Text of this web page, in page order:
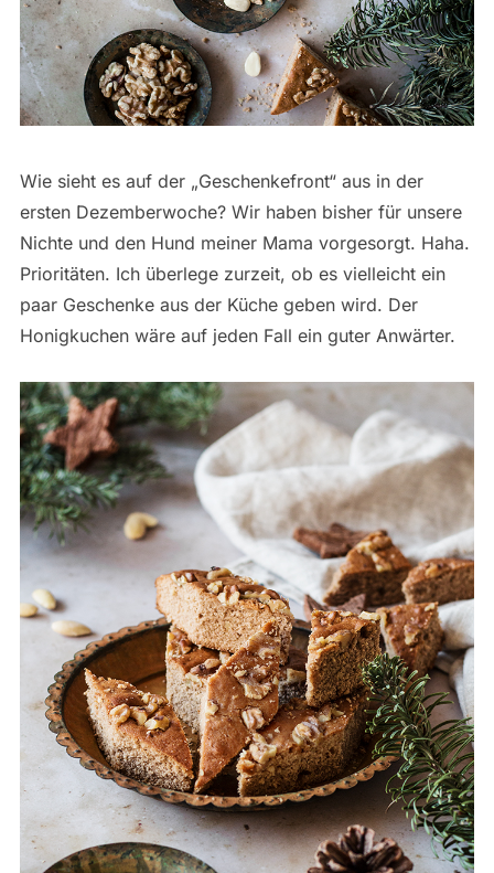
Wie sieht es auf der „Geschenkefront“ aus in der
ersten Dezemberwoche? Wir haben bisher für unsere
Nichte und den Hund meiner Mama vorgesorgt. Haha.
Prioritäten. Ich überlege zurzeit, ob es vielleicht ein
paar Geschenke aus der Küche geben wird. Der
Honigkuchen wäre auf jeden Fall ein guter Anwärter.